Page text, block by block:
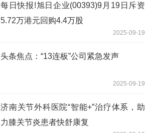
每日快报!旭日企业(00393)9月19日斥资
5.72万港元回购4.4万股
2025-09-19
头条焦点：“13连板”公司紧急发声
2025-09-19
济南关节外科医院“智能+”治疗体系，助
力膝关节炎患者快舒康复